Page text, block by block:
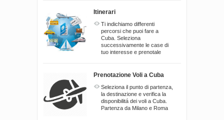
Itinerari
Ti indichiamo differenti
percorsi che puoi fare a
Cuba. Seleziona
successivamente le case di
tuo interesse e prenotale
Prenotazione Voli a Cuba
Seleziona il punto di partenza,
la destinazione e verifica la
disponibilitá dei voli a Cuba.
Partenza da Milano e Roma